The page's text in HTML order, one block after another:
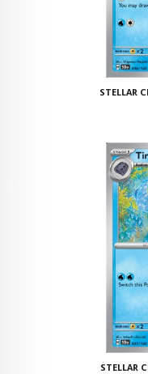
STELLAR
STELLAR